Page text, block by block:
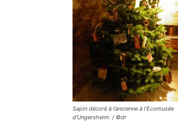
Sapin décoré à l’ancienne à l’Ecomusée
d’Ungersheim. / ©dr